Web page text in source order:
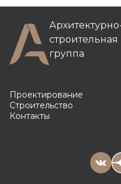
строительная
группа
Проектирование
Строительство
Контакты